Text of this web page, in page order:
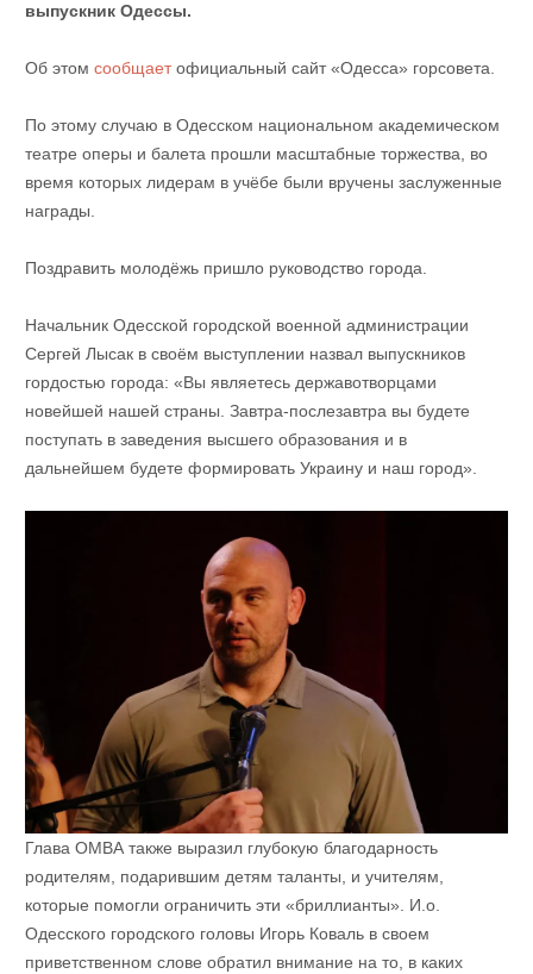
выпускник Одессы.
Об этом сообщаетофициальный сайт «Одесса» горсовета.
По этому случаю в Одесском национальном академическом
театре оперы и балета прошли масштабные торжества, во
время которых лидерам в учёбе были вручены заслуженные
награды.
Поздравить молодёжь пришло руководство города.
Начальник Одесской городской военной администрации
Сергей Лысак в своём выступлении назвал выпускников
гордостью города: «Вы являетесь державотворцами
новейшей нашей страны. Завтра-послезавтра вы будете
поступать в заведения высшего образования и в
дальнейшем будете формировать Украину и наш город».
Глава ОМВА также выразил глубокую благодарность
родителям, подарившим детям таланты, и учителям,
которые помогли ограничить эти «бриллианты». И.о.
Одесского городского головы Игорь Коваль в своем
приветственном слове обратил внимание на то, в каких